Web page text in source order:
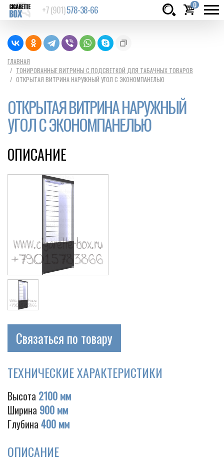
+7 (901)578-38-66 0
руб.
ГЛАВНАЯ
ТОНИРОВАННЫЕ ВИТРИНЫ С ПОДСВЕТКОЙ ДЛЯ ТАБАЧНЫХ ТОВАРОВ
ОТКРЫТАЯ ВИТРИНА НАРУЖНЫЙ УГОЛ С ЭКОНОМПАНЕЛЬЮ
ОТКРЫТАЯ ВИТРИНА НАРУЖНЫЙ
УГОЛ С ЭКОНОМПАНЕЛЬЮ
ОПИСАНИЕ
Связаться по товару
ТЕХНИЧЕСКИЕ ХАРАКТЕРИСТИКИ
Высота 2100 мм
Ширина 900 мм
Глубина 400 мм
ОПИСАНИЕ